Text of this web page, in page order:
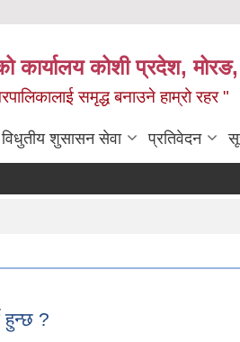
कार्यालय कोशी प्रदेश,
समृद्ध बनाउने हाम्रो रहर "
विधुतीय शुसासन सेवा प्रतिवेदन
हुन्छ ?